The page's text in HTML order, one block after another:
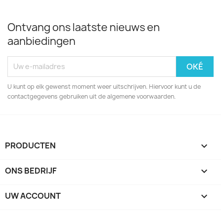
Ontvang ons laatste nieuws en
aanbiedingen
U kunt op elk gewenst moment weer uitschrijven. Hiervoor kunt u de
contactgegevens gebruiken uit de algemene voorwaarden.
PRODUCTEN 
ONS BEDRIJF 
UW ACCOUNT 